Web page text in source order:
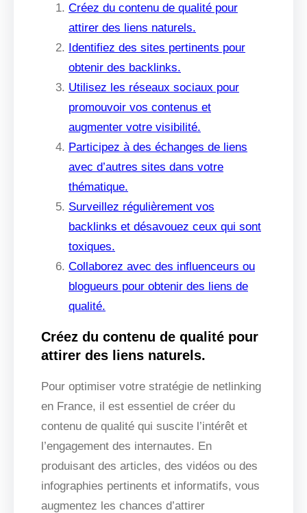
Créez du contenu de qualité pour
attirer des liens naturels.
Identifiez des sites pertinents pour
obtenir des backlinks.
Utilisez les réseaux sociaux pour
promouvoir vos contenus et
augmenter votre visibilité.
Participez à des échanges de liens
avec d’autres sites dans votre
thématique.
Surveillez régulièrement vos
backlinks et désavouez ceux qui sont
toxiques.
Collaborez avec des influenceurs ou
blogueurs pour obtenir des liens de
qualité.
Créez du contenu de qualité pour
attirer des liens naturels.
Pour optimiser votre stratégie de netlinking
en France, il est essentiel de créer du
contenu de qualité qui suscite l’intérêt et
l’engagement des internautes. En
produisant des articles, des vidéos ou des
infographies pertinents et informatifs, vous
augmentez les chances d’attirer